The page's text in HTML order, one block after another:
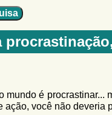
mundo é
você não deveria